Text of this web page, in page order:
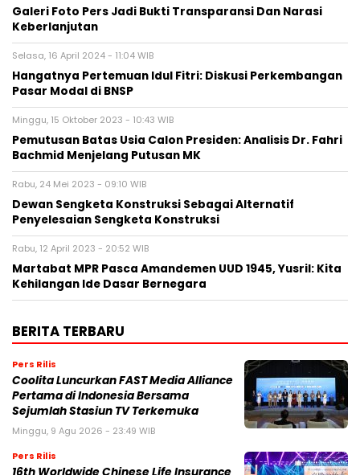
Galeri Foto Pers Jadi Bukti Transparansi Dan Narasi
Keberlanjutan
Selasa, 16 April 2024 - 11:04 WIB
Hangatnya Pertemuan Idul Fitri: Diskusi Perkembangan
Pasar Modal di BNSP
Minggu, 15 Oktober 2023 - 10:43 WIB
Pemutusan Batas Usia Calon Presiden: Analisis Dr. Fahri
Bachmid Menjelang Putusan MK
Rabu, 24 Mei 2023 - 09:10 WIB
Dewan Sengketa Konstruksi Sebagai Alternatif
Penyelesaian Sengketa Konstruksi
Rabu, 12 April 2023 - 20:52 WIB
Martabat MPR Pasca Amandemen UUD 1945, Yusril: Kita
Kehilangan Ide Dasar Bernegara
BERITA TERBARU
Pers Rilis
Coolita Luncurkan FAST Media Alliance
Pertama di Indonesia Bersama
Sejumlah Stasiun TV Terkemuka
Minggu, 9 Agu 2026 - 23:49 WIB
Pers Rilis